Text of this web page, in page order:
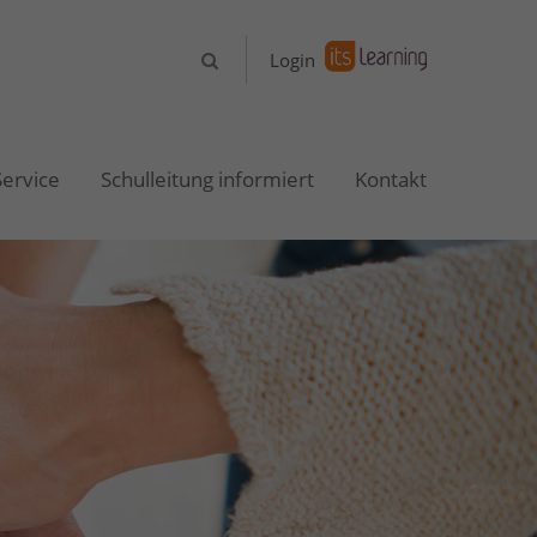
About us
Aenean commodo ligula eget dolor.
penatibus et magnis dis parturient
montes, nascetur ridiculus mus.
Donec quam felis, ultricies nec.
Login
Schulleitung informiert Kontakt